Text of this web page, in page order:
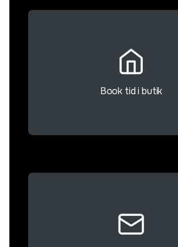
Book tid i butik